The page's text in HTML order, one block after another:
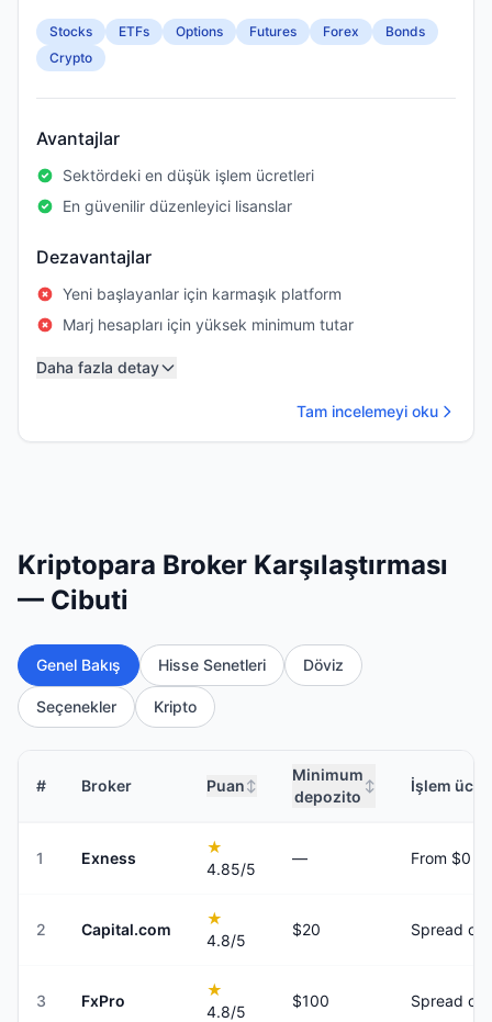
Stocks ETFs Options Futures Forex
Bonds
Crypto
Avantajlar
Sektördeki en düşük işlem ücretleri
En güvenilir düzenleyici lisanslar
Dezavantajlar
Yeni başlayanlar için karmaşık platform
Marj hesapları için yüksek minimum tutar
Daha fazla detay
Tam incelemeyi oku
Kriptopara Broker Karşılaştırması
— Cibuti
Genel Bakış Hisse Senetleri Döviz
Seçenekler Kripto
# Broker Puan ↕
Minimum
depozito
↕ İşlem
1 Exness
★
4.85/5
— From $0
2 Capital.com
★
4.8/5
$20 Spread
3 FxPro
★
4.8/5
$100 Spread